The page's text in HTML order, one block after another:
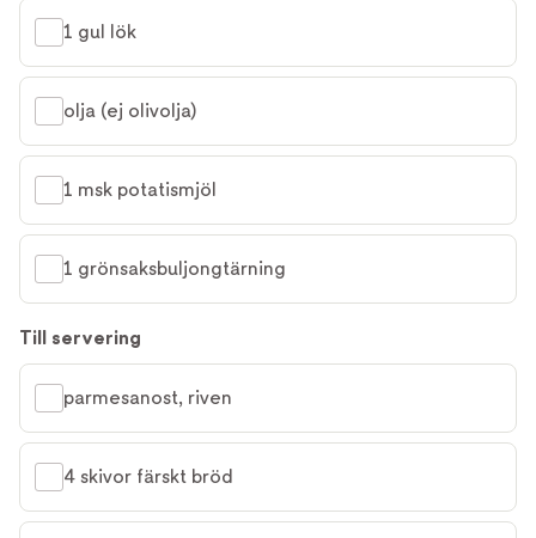
1 gul lök
olja (ej olivolja)
1 msk potatismjöl
1 grönsaksbuljongtärning
Till servering
parmesanost, riven
4 skivor färskt bröd